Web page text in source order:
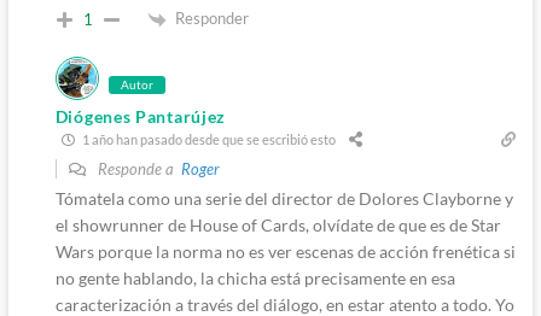
1 Responder
Autor
Diógenes Pantarújez
1 año han pasado desde que se escribió esto
Responde a Roger
Tómatela como una serie del director de Dolores Clayborne y
el showrunner de House of Cards, olvídate de que es de Star
Wars porque la norma no es ver escenas de acción frenética si
no gente hablando, la chicha está precisamente en esa
caracterización a través del diálogo, en estar atento a todo. Yo